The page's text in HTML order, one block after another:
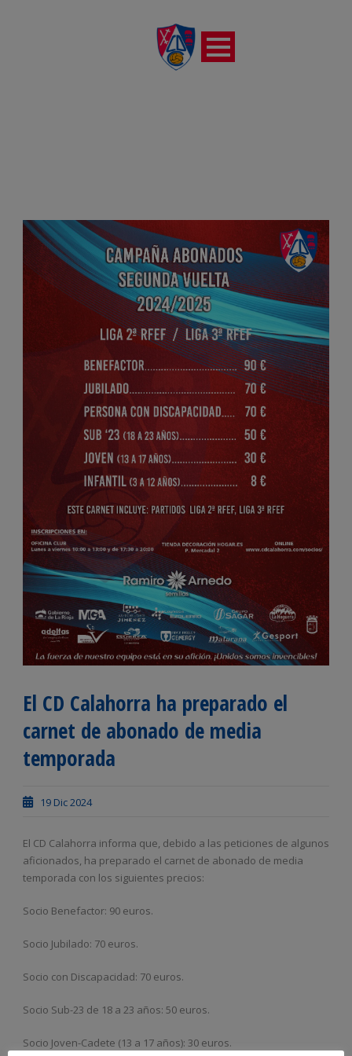
El CD Calahorra ha preparado el
carnet de abonado de media
temporada
19 Dic 2024
El CD Calahorra informa que, debido a las peticiones de algunos
aficionados, ha preparado el carnet de abonado de media
temporada con los siguientes precios:
Socio Benefactor: 90 euros.
Socio Jubilado: 70 euros.
Socio con Discapacidad: 70 euros.
Socio Sub-23 de 18 a 23 años: 50 euros.
Socio Joven-Cadete (13 a 17 años): 30 euros.